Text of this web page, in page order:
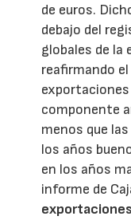
de euros.
debajo del
globales de la
reafirmando
componente
menos que
los años
en los años
informe de